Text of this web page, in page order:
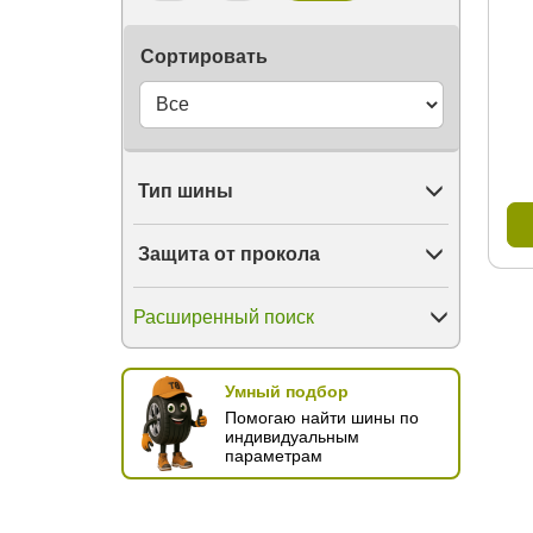
Uniroyal
Unistar
ViTour Neo
Viatti
Vinmax
Voltyre
Wanli
Warrior
Wincross
WindPower
Windforce
Winrun
X-Grip
Yazd
Yokohama
Сортировать
Тип шины
Защита от прокола
Расширенный поиск
Умный подбор
Помогаю найти шины по
индивидуальным
параметрам